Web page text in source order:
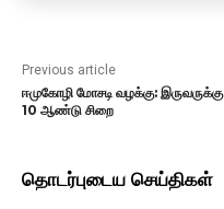
Previous article
ஈமுகோழி மோசடி வழக்கு: இருவருக்கு
10 ஆண்டு சிறை
தொடர்புடைய செய்திகள்